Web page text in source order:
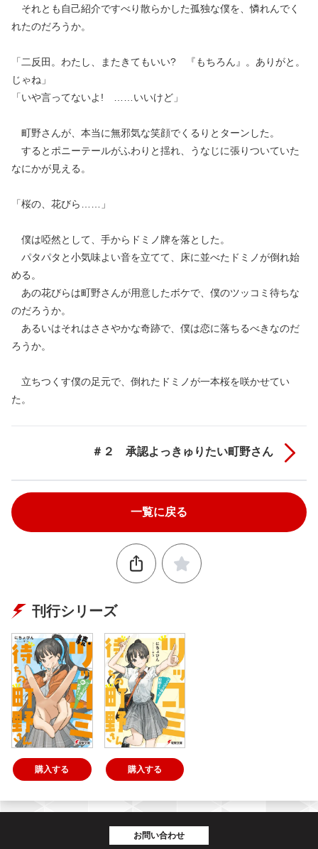
それとも自己紹介ですべり散らかした孤独な僕を、憐れんでく
れたのだろうか。
「二反田。わたし、またきてもいい? 『もちろん』。ありがと。
じゃね」
「いや言ってないよ! ……いいけど」
町野さんが、本当に無邪気な笑顔でくるりとターンした。
するとポニーテールがふわりと揺れ、うなじに張りついていた
なにかが見える。
「桜の、花びら……」
僕は啞然として、手からドミノ牌を落とした。
パタパタと小気味よい音を立てて、床に並べたドミノが倒れ始
める。
あの花びらは町野さんが用意したボケで、僕のツッコミ待ちな
のだろうか。
あるいはそれはささやかな奇跡で、僕は恋に落ちるべきなのだ
ろうか。
立ちつくす僕の足元で、倒れたドミノが一本桜を咲かせてい
た。
＃２ 承認よっきゅりたい町野さん
一覧に戻る
刊行シリーズ
購入する 購入する
お問い合わせ